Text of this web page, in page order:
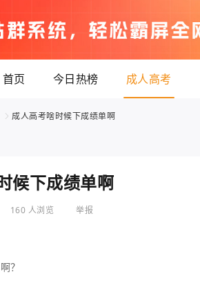
首页 今日热榜 成人高考
成人高考啥时候下成绩单啊
候下成绩单啊
160 人浏览 举报
？